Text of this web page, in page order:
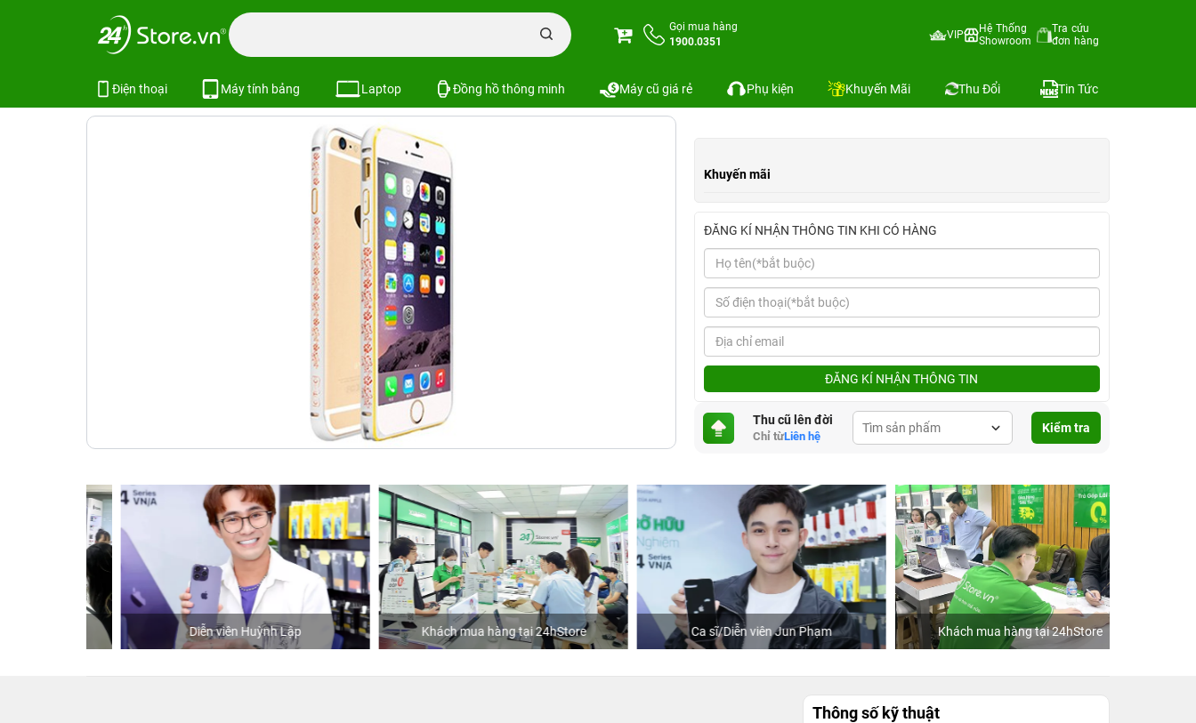
Gọi mua hàng
1900.0351
VIP
Hệ Thống
Showroom
Tra cứu
đơn hàng
Điện thoại Máy tính bảng Laptop Đồng hồ thông minh Máy cũ giá rẻ Phụ kiện Khuyến Mãi Thu Đổi Tin Tức
Trang chủ Ốp lưng Ốp lưng iPhone 6 Plus COTEetCl hoa
Khuyến mãi
ĐĂNG KÍ NHẬN THÔNG TIN KHI CÓ HÀNG
ĐĂNG KÍ NHẬN THÔNG TIN
Thu cũ lên đời
Chỉ từLiên hệ
Kiểm tra
Diễn viên Huỳnh Lập Khách mua hàng tại 24hStore Ca sĩ/Diễn viên Jun Phạm Khách mua hàng tại 24hStore
Thông số kỹ thuật